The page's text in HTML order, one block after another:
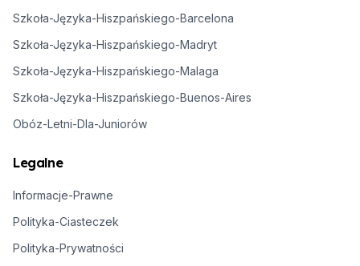
Szkoła-Języka-Hiszpańskiego-Barcelona
Szkoła-Języka-Hiszpańskiego-Madryt
Szkoła-Języka-Hiszpańskiego-Malaga
Szkoła-Języka-Hiszpańskiego-Buenos-Aires
Obóz-Letni-Dla-Juniorów
Legalne
Informacje-Prawne
Polityka-Ciasteczek
Polityka-Prywatności